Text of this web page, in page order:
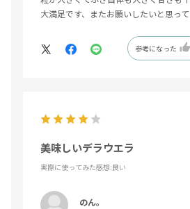
大満足です、またお願いしたいと思っ
参考になった
美味しいデラウエラ
実際に使ってみた感想:良い
のん。